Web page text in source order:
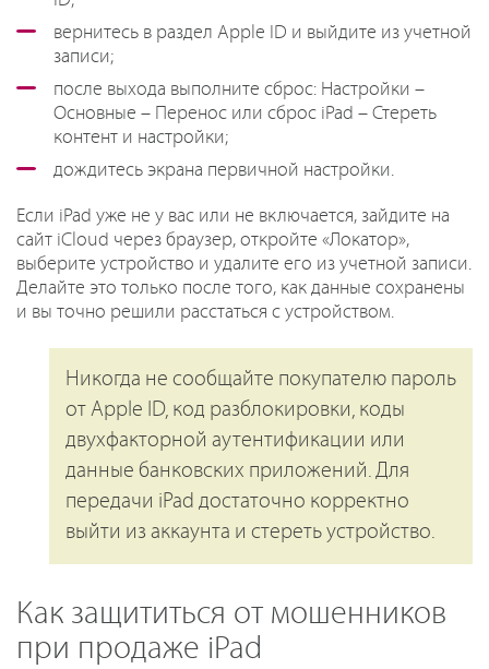
вернитесь в раздел Apple ID и выйдите из учетной
записи;
после выхода выполните сброс: Настройки –
Основные – Перенос или сброс iPad – Стереть
контент и настройки;
дождитесь экрана первичной настройки.
Если iPad уже не у вас или не включается, зайдите на
сайт iCloud через браузер, откройте «Локатор»,
выберите устройство и удалите его из учетной записи.
Делайте это только после того, как данные сохранены
и вы точно решили расстаться с устройством.
Никогда не сообщайте покупателю пароль
от Apple ID, код разблокировки, коды
двухфакторной аутентификации или
данные банковских приложений. Для
передачи iPad достаточно корректно
выйти из аккаунта и стереть устройство.
Как защититься от мошенников
при продаже iPad